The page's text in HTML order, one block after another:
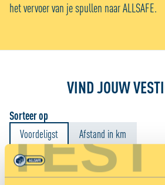
TEST
het vervoer van je spullen naar ALLSAFE.
VIND JOUW
Sorteer op
Voordeligst
Afstand in km